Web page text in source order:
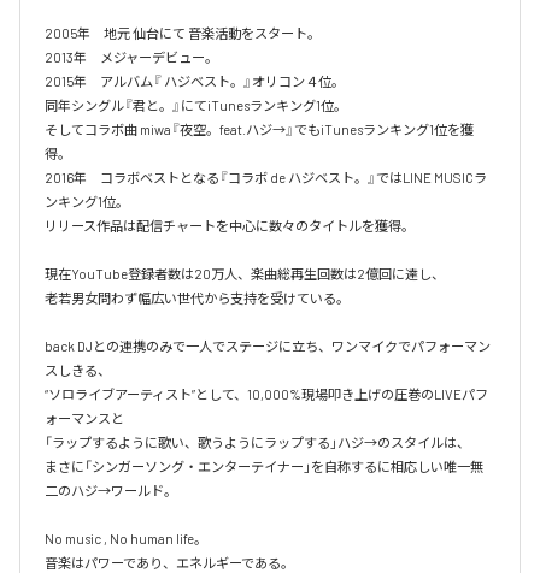
2005年　地元 仙台にて 音楽活動をスタート。
2013年　メジャーデビュー。
2015年　アルバム『 ハジベスト。』オリコン４位。
同年シングル『君と。』にてiTunesランキング1位。
そしてコラボ曲 miwa『夜空。feat.ハジ→』でもiTunesランキング1位を獲
得。
2016年　コラボベストとなる『コラボ de ハジベスト。』ではLINE MUSICラ
ンキング1位。
リリース作品は配信チャートを中心に数々のタイトルを獲得。
現在YouTube登録者数は20万人、楽曲総再生回数は2億回に達し、
老若男女問わず幅広い世代から支持を受けている。
back DJとの連携のみで一人でステージに立ち、ワンマイクでパフォーマン
スしきる、
“ソロライブアーティスト”として、10,000%現場叩き上げの圧巻のLIVEパフ
ォーマンスと
「ラップするように歌い、歌うようにラップする」ハジ→のスタイルは、
まさに「シンガーソング・エンターテイナー」を自称するに相応しい唯一無
二のハジ→ワールド。
No music , No human life。
音楽はパワーであり、エネルギーである。